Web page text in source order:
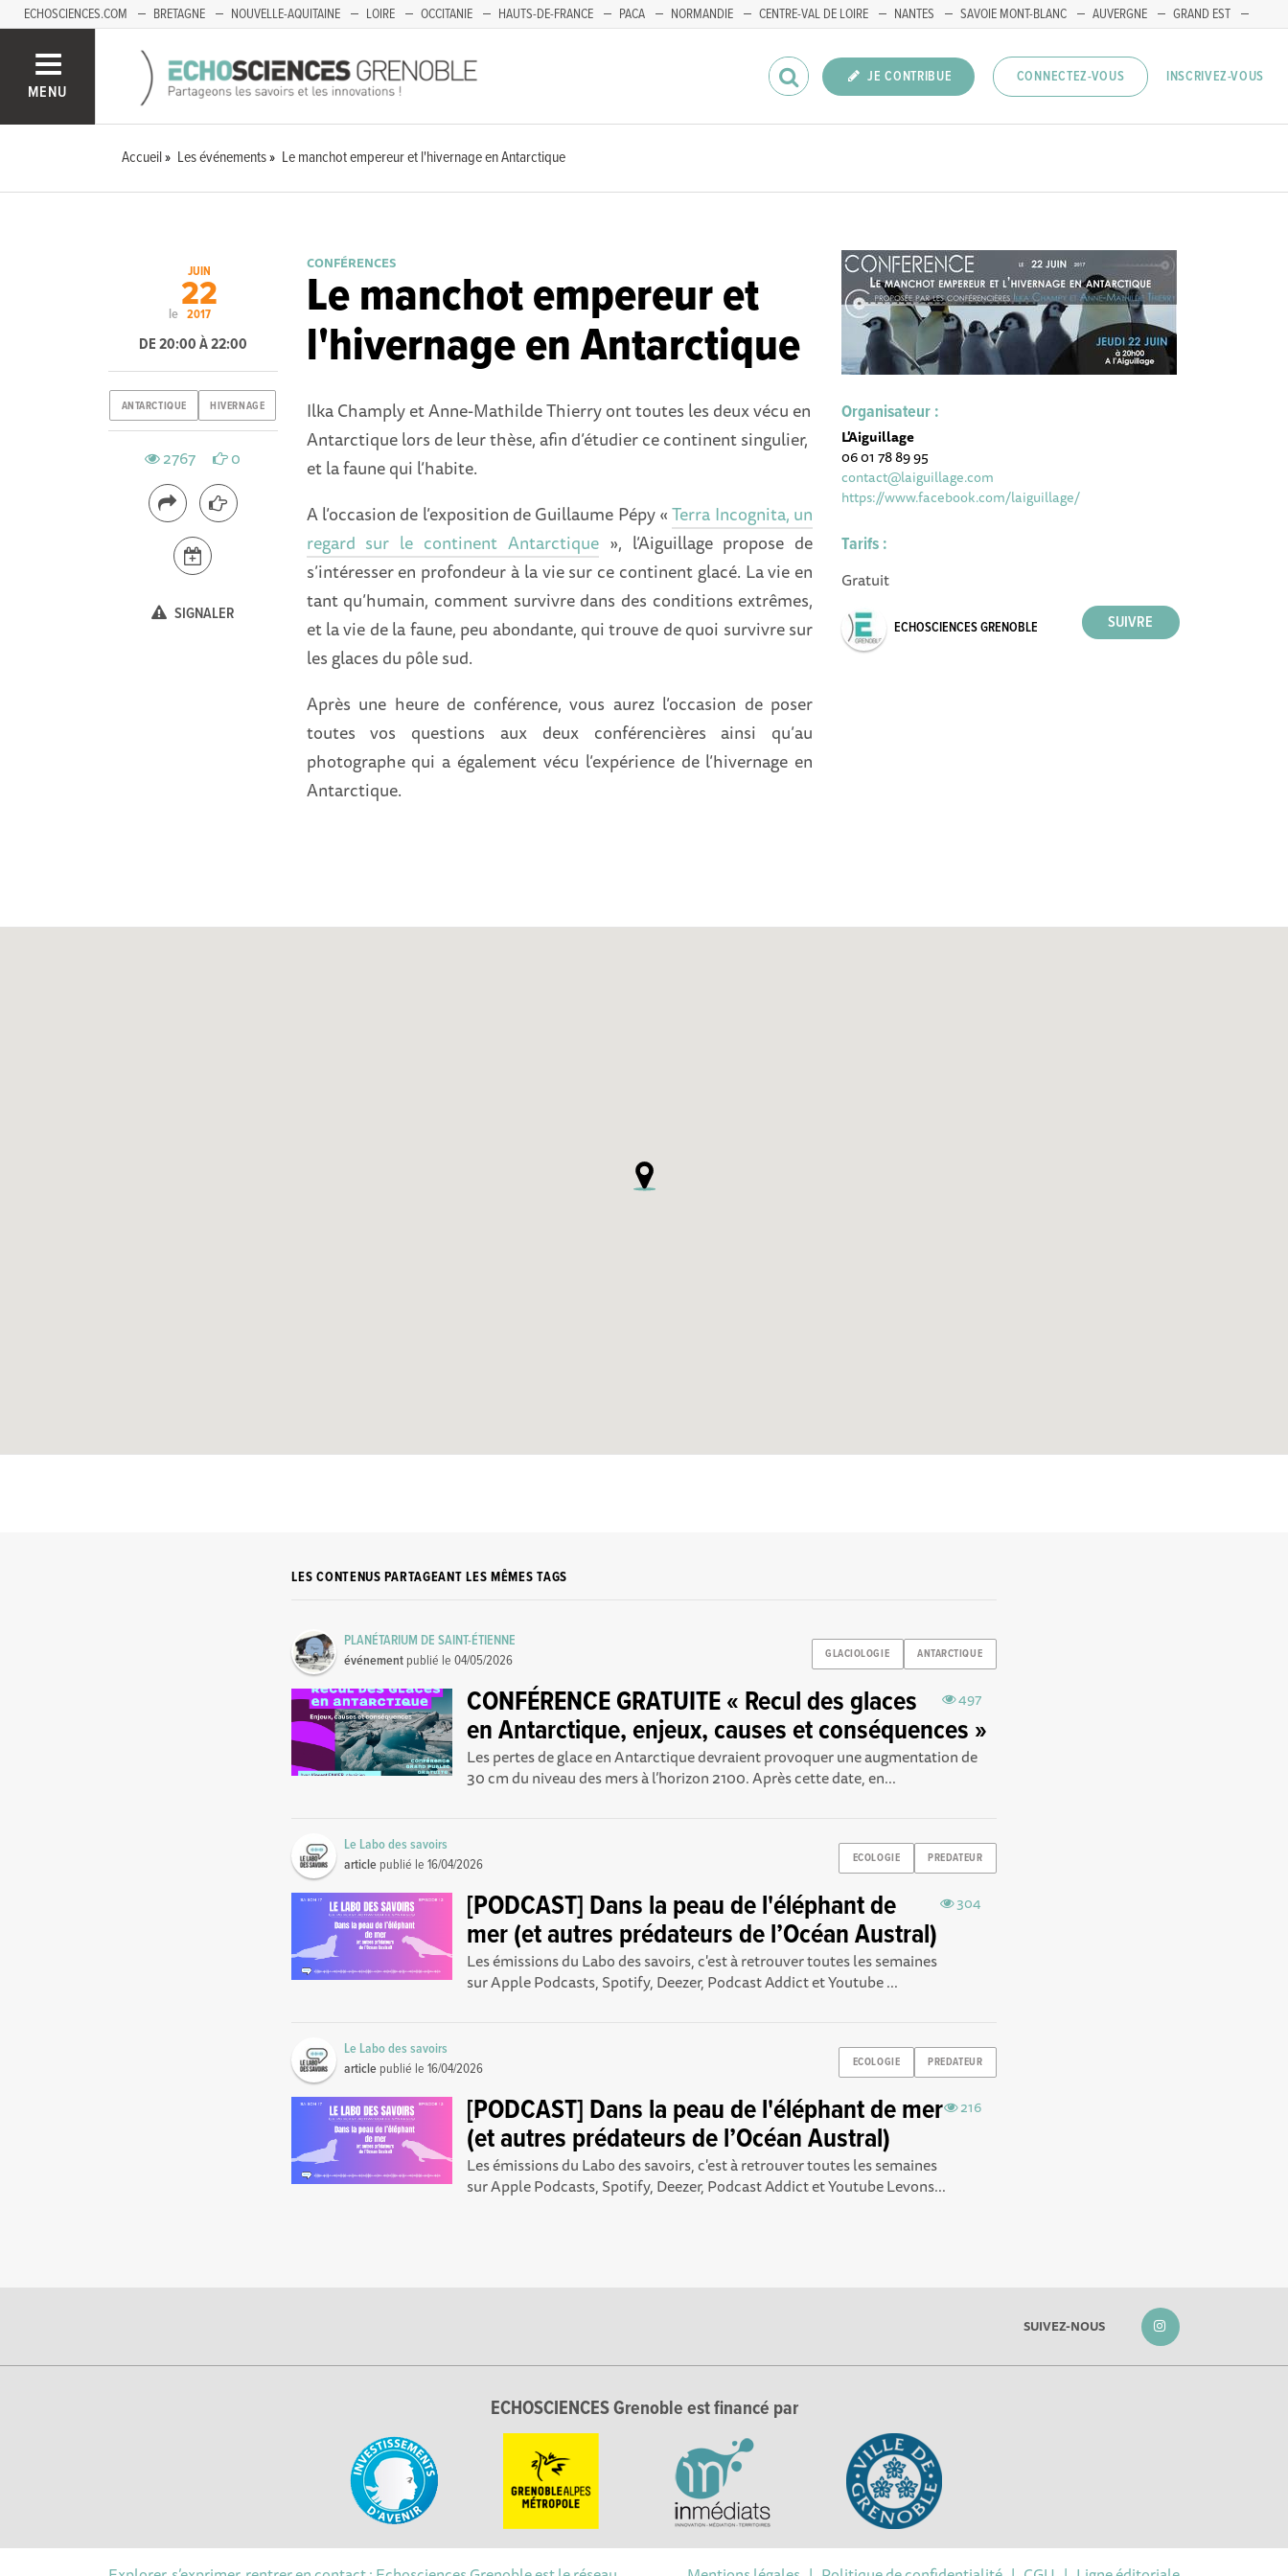
ECHOSCIENCES.COM BRETAGNE NOUVELLE-AQUITAINE LOIRE OCCITANIE HAUTS-DE-FRANCE PACA NORMANDIE CENTRE-VAL DE LOIRE NANTES SAVOIE MONT-BLANC AUVERGNE
GRAND EST
MENU
JE CONTRIBUE CONNECTEZ-VOUS INSCRIVEZ-VOUS
Accueil Les événements Le manchot empereur et l'hivernage en Antarctique
CONFÉRENCES
Le manchot empereur et
l'hivernage en Antarctique
Ilka Champly et Anne-Mathilde Thierry ont toutes les deux vécu en
Antarctique lors de leur thèse, afin d’étudier ce continent singulier,
et la faune qui l’habite.
A l’occasion de l’exposition de Guillaume Pépy «Terra Incognita, un
regard sur le continent Antarctique», l’Aiguillage propose de
s’intéresser en profondeur à la vie sur ce continent glacé. La vie en
tant qu’humain, comment survivre dans des conditions extrêmes,
et la vie de la faune, peu abondante, qui trouve de quoi survivre sur
les glaces du pôle sud.
Après une heure de conférence, vous aurez l’occasion de poser
toutes vos questions aux deux conférencières ainsi qu’au
photographe qui a également vécu l’expérience de l’hivernage en
Antarctique.
Organisateur :
L'Aiguillage
06 01 78 89 95
contact@laiguillage.com
https://www.facebook.com/laiguillage/
Tarifs :
Gratuit
ECHOSCIENCES GRENOBLE
le
JUIN
22
2017
DE 20:00 À 22:00
ANTARCTIQUE HIVERNAGE
2767 0
SIGNALER
LES CONTENUS PARTAGEANT LES MÊMES TAGS
GLACIOLOGIE ANTARCTIQUE
PLANÉTARIUM DE SAINT-ÉTIENNE
événement publié le04/05/2026
497
CONFÉRENCE GRATUITE « Recul des glaces
en Antarctique, enjeux, causes et conséquences »
Les pertes de glace en Antarctique devraient provoquer une augmentation de
30 cm du niveau des mers à l’horizon 2100. Après cette date, en...
ECOLOGIE PREDATEUR
Le Labo des savoirs
article publié le16/04/2026
304
[PODCAST] Dans la peau de l'éléphant de
mer (et autres prédateurs de l’Océan Austral)
Les émissions du Labo des savoirs, c'est à retrouver toutes les semaines
sur Apple Podcasts , Spotify , Deezer , Podcast Addict et Youtube ...
ECOLOGIE PREDATEUR
Le Labo des savoirs
article publié le16/04/2026
216
[PODCAST] Dans la peau de l'éléphant de mer
(et autres prédateurs de l’Océan Austral)
Les émissions du Labo des savoirs, c'est à retrouver toutes les semaines
sur Apple Podcasts , Spotify , Deezer , Podcast Addict et Youtube Levons...
SUIVEZ-NOUS
ECHOSCIENCES Grenoble est financé par